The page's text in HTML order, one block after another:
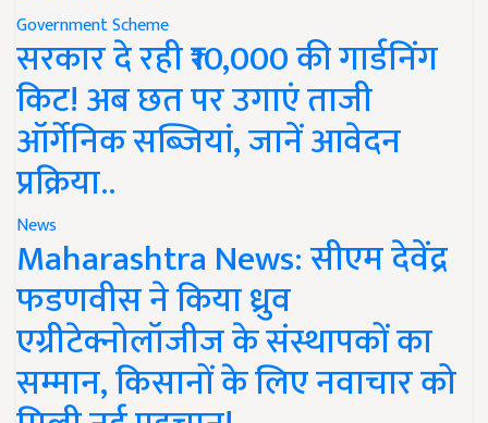
Government Scheme
सरकार दे रही ₹10,000 की गार्डनिंग
किट! अब छत पर उगाएं ताजी
ऑर्गेनिक सब्जियां, जानें आवेदन
प्रक्रिया..
News
Maharashtra News: सीएम देवेंद्र
फडणवीस ने किया ध्रुव
एग्रीटेक्नोलॉजीज के संस्थापकों का
सम्मान, किसानों के लिए नवाचार को